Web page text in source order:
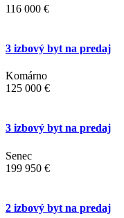
116 000 €
3 izbový byt na predaj
Komárno
125 000 €
3 izbový byt na predaj
Senec
199 950 €
2 izbový byt na predaj